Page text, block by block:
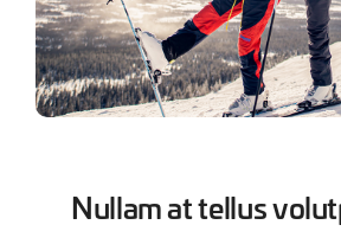
Nullam at tellus